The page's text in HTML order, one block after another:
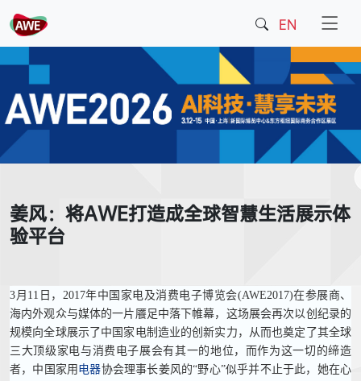
EN
姜风：将AWE打造成全球智慧生活展示体
验平台
3月11日，2017年中国家电及消费电子博览会(AWE2017)在参展商、
海内外观众与媒体的一片餍足中落下帷幕，这场展会再次以创纪录的
规模向全球展示了中国家电制造业的创新实力，从而也奠定了其全球
三大顶级家电与消费电子展会有其一的地位，而作为这一切的缔造
者，中国家用 电器协会理事长姜风的“野心”似乎并不止于此，她在心